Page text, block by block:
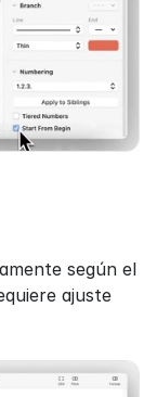
según el
ajuste